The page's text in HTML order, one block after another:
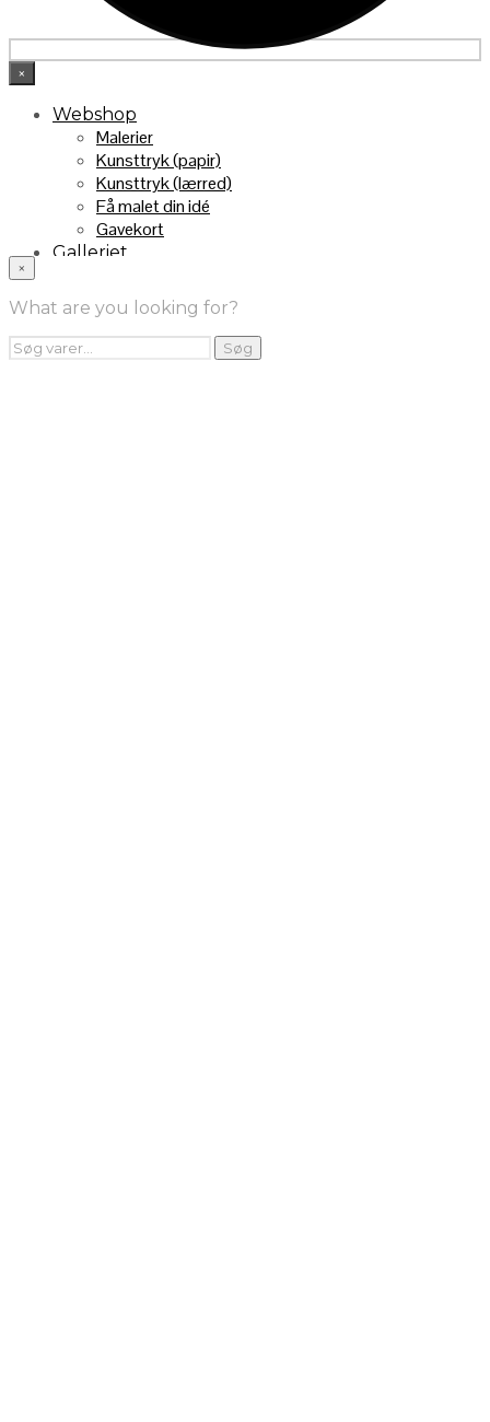
×
Webshop
Malerier
Kunsttryk (papir)
Kunsttryk (lærred)
Få malet din idé
Gavekort
Galleriet
Handelsebetingelser
Returnering
FRA TV
Videoklip fra TV2
×
What are you looking for?
Søg
efter:
Søg